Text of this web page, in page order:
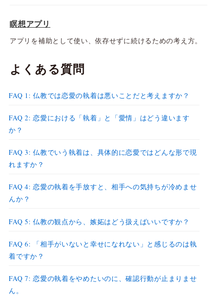
瞑想アプリ
アプリを補助として使い、依存せずに続けるための考え方。
よくある質問
FAQ 1: 仏教では恋愛の執着は悪いことだと考えますか？
FAQ 2: 恋愛における「執着」と「愛情」はどう違います
か？
FAQ 3: 仏教でいう執着は、具体的に恋愛ではどんな形で現
れますか？
FAQ 4: 恋愛の執着を手放すと、相手への気持ちが冷めませ
んか？
FAQ 5: 仏教の観点から、嫉妬はどう扱えばいいですか？
FAQ 6: 「相手がいないと幸せになれない」と感じるのは執
着ですか？
FAQ 7: 恋愛の執着をやめたいのに、確認行動が止まりませ
ん。